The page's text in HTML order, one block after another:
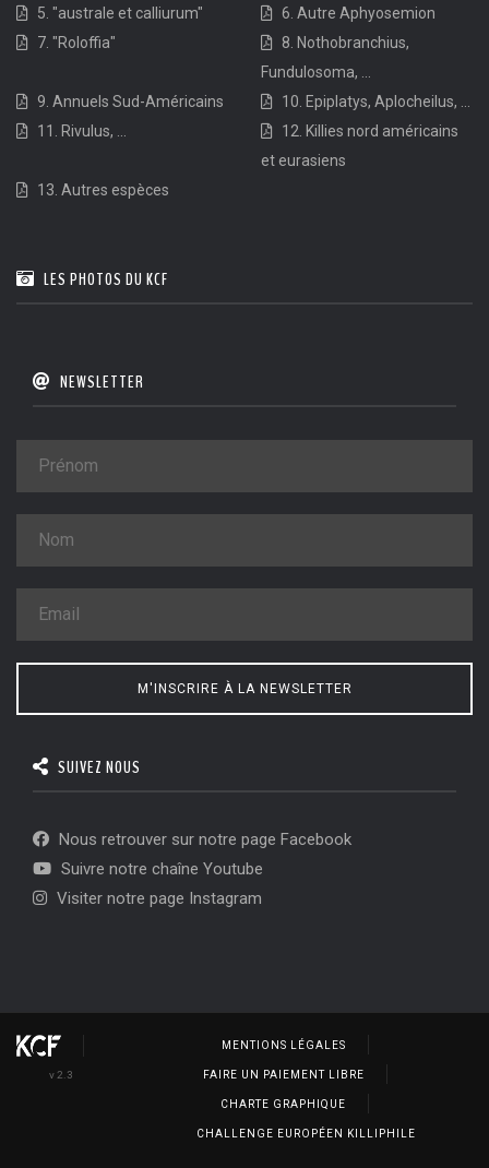
5. "australe et calliurum"
6. Autre Aphyosemion
7. "Roloffia"
8. Nothobranchius,
Fundulosoma, ...
9. Annuels Sud-Américains
10. Epiplatys, Aplocheilus, ...
11. Rivulus, ...
12. Killies nord américains
et eurasiens
13. Autres espèces
LES PHOTOS DU KCF
NEWSLETTER
M'INSCRIRE À LA NEWSLETTER
SUIVEZ NOUS
Nous retrouver sur notre page Facebook
Suivre notre chaîne Youtube
Visiter notre page Instagram
v 2.3
MENTIONS LÉGALES
FAIRE UN PAIEMENT LIBRE
CHARTE GRAPHIQUE
CHALLENGE EUROPÉEN KILLIPHILE